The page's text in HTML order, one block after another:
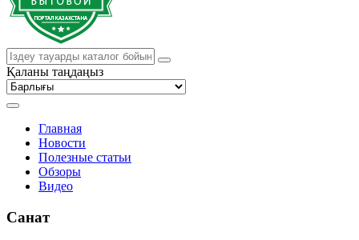
Қаланы таңдаңыз
Главная
Новости
Полезные статьи
Обзоры
Видео
Санат